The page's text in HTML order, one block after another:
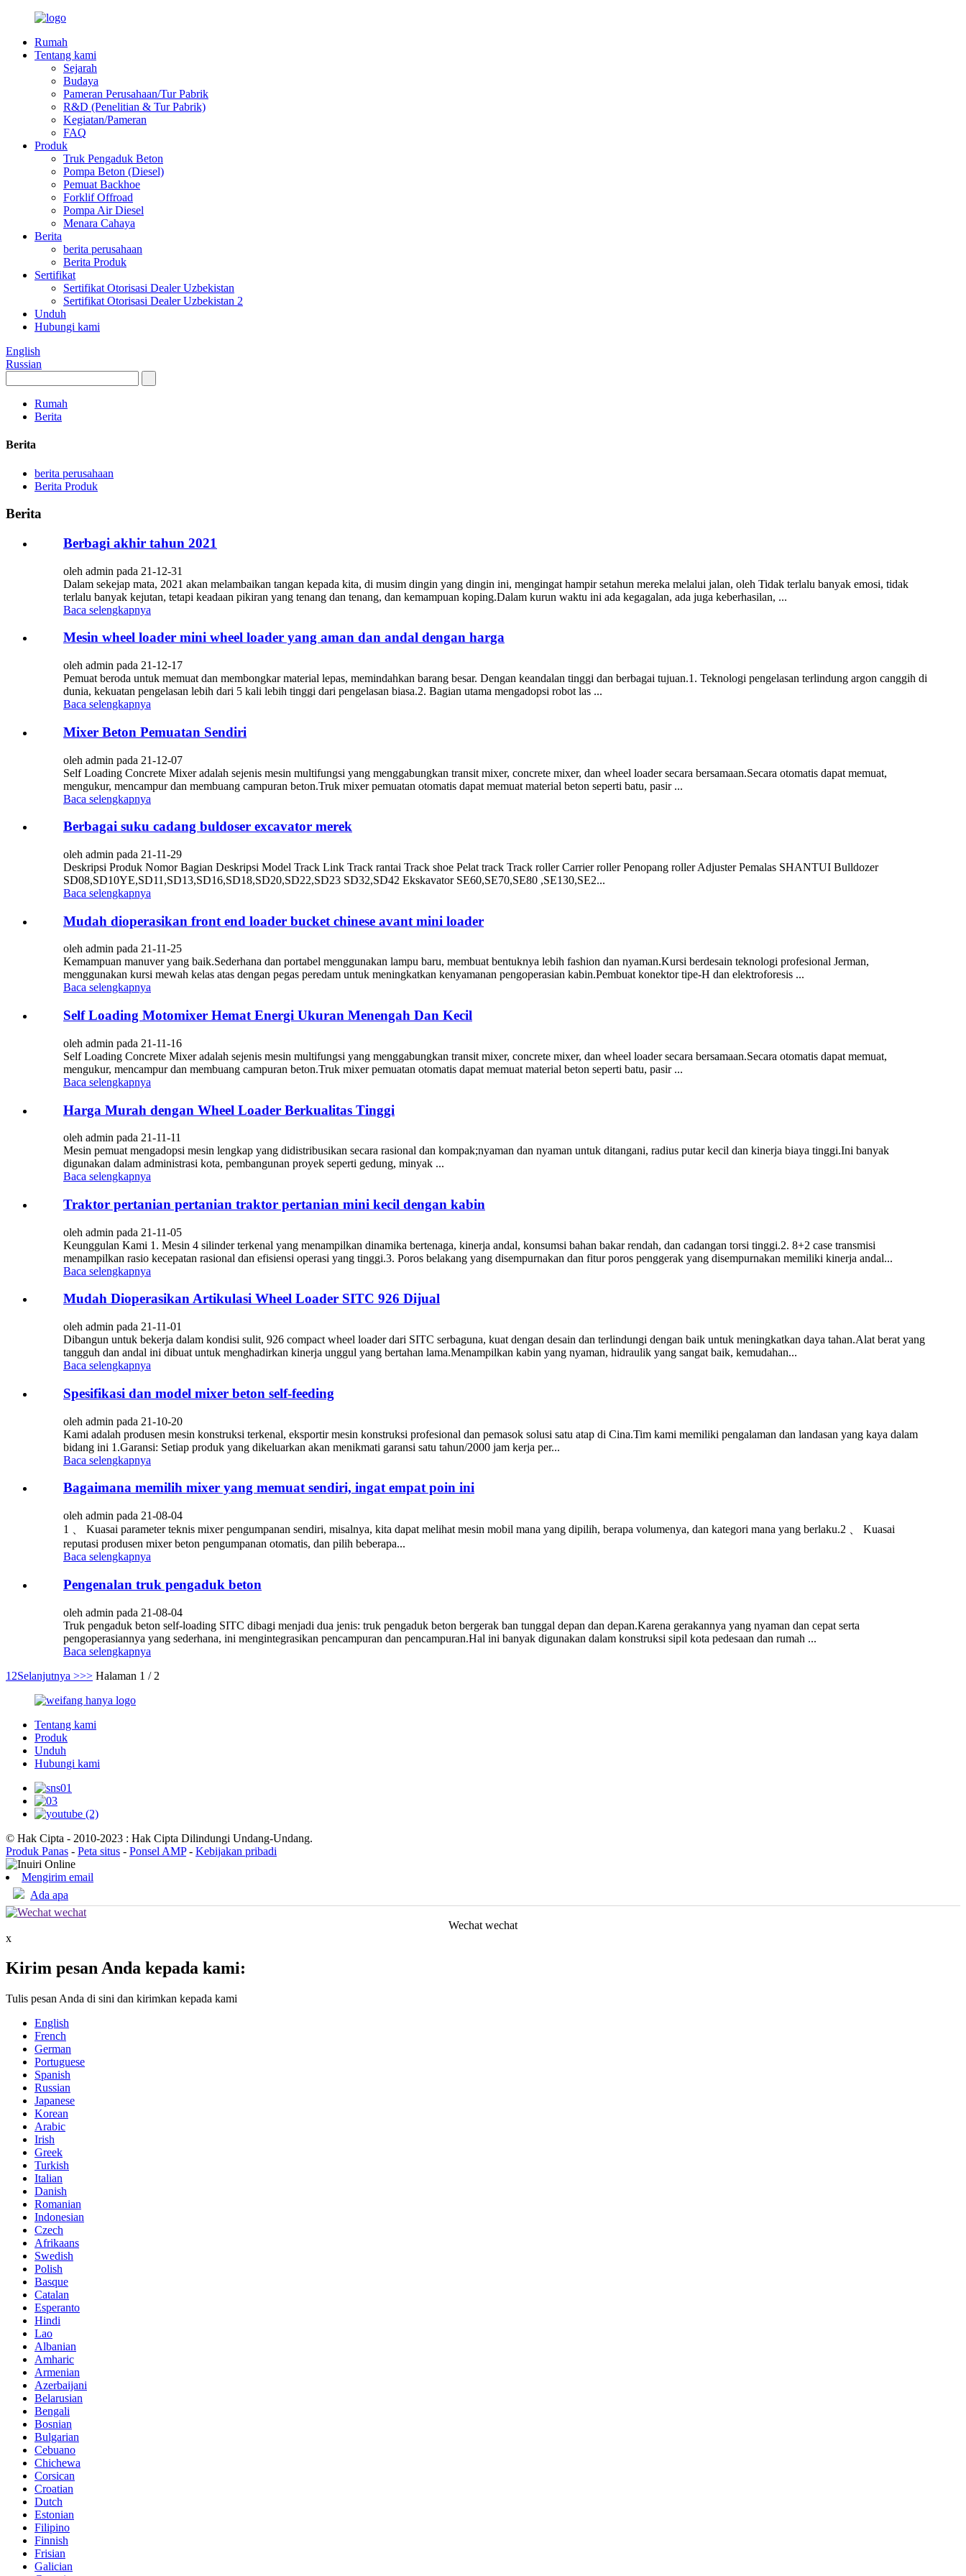
Rumah
Tentang kami
Sejarah
Budaya
Pameran Perusahaan/Tur Pabrik
R&D (Penelitian & Tur Pabrik)
Kegiatan/Pameran
FAQ
Produk
Truk Pengaduk Beton
Pompa Beton (Diesel)
Pemuat Backhoe
Forklif Offroad
Pompa Air Diesel
Menara Cahaya
Berita
berita perusahaan
Berita Produk
Sertifikat
Sertifikat Otorisasi Dealer Uzbekistan
Sertifikat Otorisasi Dealer Uzbekistan 2
Unduh
Hubungi kami
English
Russian
Rumah
Berita
Berita
berita perusahaan
Berita Produk
Berita
Berbagi akhir tahun 2021
oleh admin pada 21-12-31
Dalam sekejap mata, 2021 akan melambaikan tangan kepada kita, di musim dingin yang dingin ini, mengingat hampir setahun mereka melalui jalan, oleh Tidak terlalu banyak emosi, tidak
terlalu banyak kejutan, tetapi keadaan pikiran yang tenang dan tenang, dan kemampuan koping.Dalam kurun waktu ini ada kegagalan, ada juga keberhasilan, ...
Baca selengkapnya
Mesin wheel loader mini wheel loader yang aman dan andal dengan harga
oleh admin pada 21-12-17
Pemuat beroda untuk memuat dan membongkar material lepas, memindahkan barang besar. Dengan keandalan tinggi dan berbagai tujuan.1. Teknologi pengelasan terlindung argon canggih di
dunia, kekuatan pengelasan lebih dari 5 kali lebih tinggi dari pengelasan biasa.2. Bagian utama mengadopsi robot las ...
Baca selengkapnya
Mixer Beton Pemuatan Sendiri
oleh admin pada 21-12-07
Self Loading Concrete Mixer adalah sejenis mesin multifungsi yang menggabungkan transit mixer, concrete mixer, dan wheel loader secara bersamaan.Secara otomatis dapat memuat,
mengukur, mencampur dan membuang campuran beton.Truk mixer pemuatan otomatis dapat memuat material beton seperti batu, pasir ...
Baca selengkapnya
Berbagai suku cadang buldoser excavator merek
oleh admin pada 21-11-29
Deskripsi Produk Nomor Bagian Deskripsi Model Track Link Track rantai Track shoe Pelat track Track roller Carrier roller Penopang roller Adjuster Pemalas SHANTUI Bulldozer
SD08,SD10YE,SD11,SD13,SD16,SD18,SD20,SD22,SD23 SD32,SD42 Ekskavator SE60,SE70,SE80 ,SE130,SE2...
Baca selengkapnya
Mudah dioperasikan front end loader bucket chinese avant mini loader
oleh admin pada 21-11-25
Kemampuan manuver yang baik.Sederhana dan portabel menggunakan lampu baru, membuat bentuknya lebih fashion dan nyaman.Kursi berdesain teknologi profesional Jerman,
menggunakan kursi mewah kelas atas dengan pegas peredam untuk meningkatkan kenyamanan pengoperasian kabin.Pembuat konektor tipe-H dan elektroforesis ...
Baca selengkapnya
Self Loading Motomixer Hemat Energi Ukuran Menengah Dan Kecil
oleh admin pada 21-11-16
Self Loading Concrete Mixer adalah sejenis mesin multifungsi yang menggabungkan transit mixer, concrete mixer, dan wheel loader secara bersamaan.Secara otomatis dapat memuat,
mengukur, mencampur dan membuang campuran beton.Truk mixer pemuatan otomatis dapat memuat material beton seperti batu, pasir ...
Baca selengkapnya
Harga Murah dengan Wheel Loader Berkualitas Tinggi
oleh admin pada 21-11-11
Mesin pemuat mengadopsi mesin lengkap yang didistribusikan secara rasional dan kompak;nyaman dan nyaman untuk ditangani, radius putar kecil dan kinerja biaya tinggi.Ini banyak
digunakan dalam administrasi kota, pembangunan proyek seperti gedung, minyak ...
Baca selengkapnya
Traktor pertanian pertanian traktor pertanian mini kecil dengan kabin
oleh admin pada 21-11-05
Keunggulan Kami 1. Mesin 4 silinder terkenal yang menampilkan dinamika bertenaga, kinerja andal, konsumsi bahan bakar rendah, dan cadangan torsi tinggi.2. 8+2 case transmisi
menampilkan rasio kecepatan rasional dan efisiensi operasi yang tinggi.3. Poros belakang yang disempurnakan dan fitur poros penggerak yang disempurnakan memiliki kinerja andal...
Baca selengkapnya
Mudah Dioperasikan Artikulasi Wheel Loader SITC 926 Dijual
oleh admin pada 21-11-01
Dibangun untuk bekerja dalam kondisi sulit, 926 compact wheel loader dari SITC serbaguna, kuat dengan desain dan terlindungi dengan baik untuk meningkatkan daya tahan.Alat berat yang
tangguh dan andal ini dibuat untuk menghadirkan kinerja unggul yang bertahan lama.Menampilkan kabin yang nyaman, hidraulik yang sangat baik, kemudahan...
Baca selengkapnya
Spesifikasi dan model mixer beton self-feeding
oleh admin pada 21-10-20
Kami adalah produsen mesin konstruksi terkenal, eksportir mesin konstruksi profesional dan pemasok solusi satu atap di Cina.Tim kami memiliki pengalaman dan landasan yang kaya dalam
bidang ini 1.Garansi: Setiap produk yang dikeluarkan akan menikmati garansi satu tahun/2000 jam kerja per...
Baca selengkapnya
Bagaimana memilih mixer yang memuat sendiri, ingat empat poin ini
oleh admin pada 21-08-04
1 、 Kuasai parameter teknis mixer pengumpanan sendiri, misalnya, kita dapat melihat mesin mobil mana yang dipilih, berapa volumenya, dan kategori mana yang berlaku.2 、 Kuasai
reputasi produsen mixer beton pengumpanan otomatis, dan pilih beberapa...
Baca selengkapnya
Pengenalan truk pengaduk beton
oleh admin pada 21-08-04
Truk pengaduk beton self-loading SITC dibagi menjadi dua jenis: truk pengaduk beton bergerak ban tunggal depan dan depan.Karena gerakannya yang nyaman dan cepat serta
pengoperasiannya yang sederhana, ini mengintegrasikan pencampuran dan pencampuran.Hal ini banyak digunakan dalam konstruksi sipil kota pedesaan dan rumah ...
Baca selengkapnya
1 2Selanjutnya >>> Halaman 1 / 2
Tentang kami
Produk
Unduh
Hubungi kami
© Hak Cipta - 2010-2023 : Hak Cipta Dilindungi Undang-Undang.
Produk Panas - Peta situs - Ponsel AMP- Kebijakan pribadi
Mengirim email
Ada apa
Wechat wechat
x
Kirim pesan Anda kepada kami:
Tulis pesan Anda di sini dan kirimkan kepada kami
English
French
German
Portuguese
Spanish
Russian
Japanese
Korean
Arabic
Irish
Greek
Turkish
Italian
Danish
Romanian
Indonesian
Czech
Afrikaans
Swedish
Polish
Basque
Catalan
Esperanto
Hindi
Lao
Albanian
Amharic
Armenian
Azerbaijani
Belarusian
Bengali
Bosnian
Bulgarian
Cebuano
Chichewa
Corsican
Croatian
Dutch
Estonian
Filipino
Finnish
Frisian
Galician